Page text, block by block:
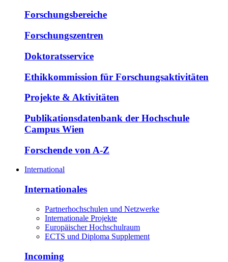
Forschungsbereiche
Forschungszentren
Doktoratsservice
Ethikkommission für Forschungsaktivitäten
Projekte & Aktivitäten
Publikationsdatenbank der Hochschule
Campus Wien
Forschende von A-Z
International
Internationales
Partnerhochschulen und Netzwerke
Internationale Projekte
Europäischer Hochschulraum
ECTS und Diploma Supplement
Incoming